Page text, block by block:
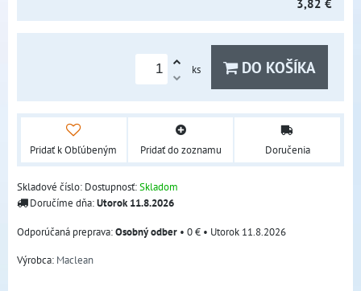
3,82 €
ks DO KOŠÍKA
Pridať k Obľúbeným Pridať do zoznamu Doručenia
Skladové číslo: Dostupnosť:Skladom
Doručíme dňa:Utorok11.8.2026
Osobný odber • 0 € • Utorok 11.8.2026
Výrobca: Maclean